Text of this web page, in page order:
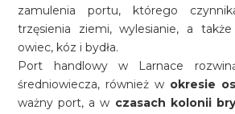
zamulenia portu, którego
trzęsienia ziemi, wylesianie, a
owiec, kóz i bydła.
Port handlowy w Larnace
średniowiecza, również w okresie
ważny port, a w czasach kolonii